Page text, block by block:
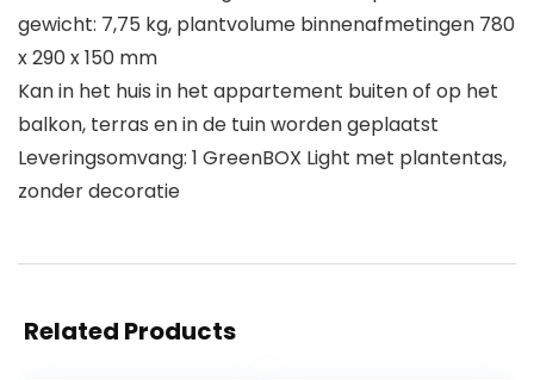
gewicht: 7,75 kg, plantvolume binnenafmetingen 780
x 290 x 150 mm
Kan in het huis in het appartement buiten of op het
balkon, terras en in de tuin worden geplaatst
Leveringsomvang: 1 GreenBOX Light met plantentas,
zonder decoratie
Related Products